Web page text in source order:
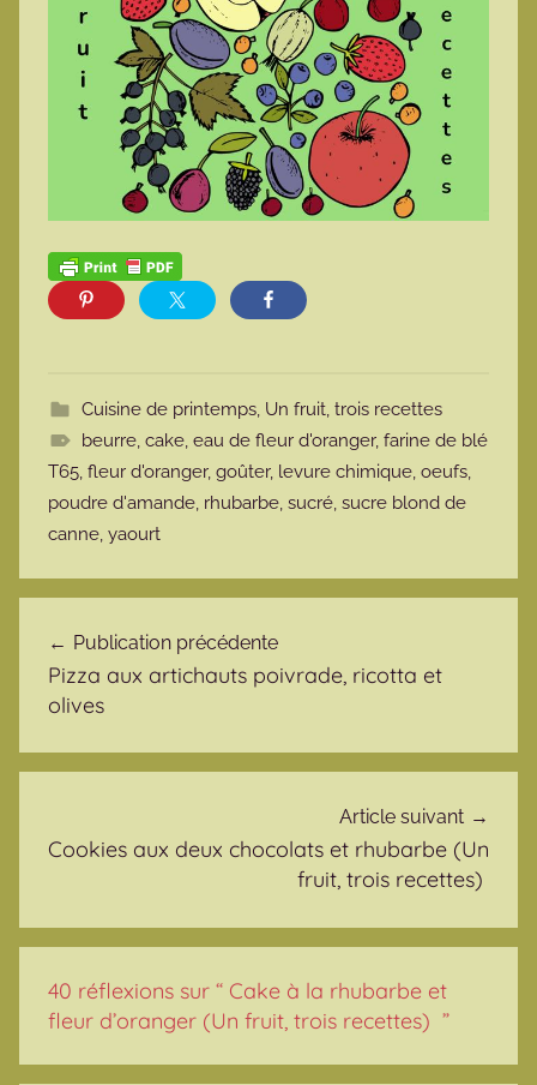
Cuisine de printemps, Un fruit, trois recettes
beurre, cake, eau de fleur d'oranger, farine de blé
T65, fleur d'oranger, goûter, levure chimique, oeufs,
poudre d'amande, rhubarbe, sucré, sucre blond de
canne, yaourt
Publication précédente
Pizza aux artichauts poivrade, ricotta et
olives
Article suivant
Cookies aux deux chocolats et rhubarbe (Un
fruit, trois recettes)
40 réflexions sur “ Cake à la rhubarbe et
fleur d’oranger (Un fruit, trois recettes) ”